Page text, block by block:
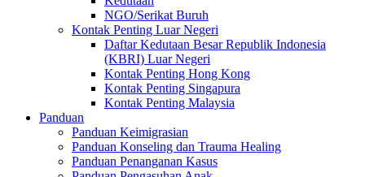
NGO/Serikat Buruh
Kontak Penting Luar Negeri
Daftar Kedutaan Besar Republik Indonesia
(KBRI) Luar Negeri
Kontak Penting Hong Kong
Kontak Penting Singapura
Kontak Penting Malaysia
Panduan
Panduan Keimigrasian
Panduan Konseling dan Trauma Healing
Panduan Penanganan Kasus